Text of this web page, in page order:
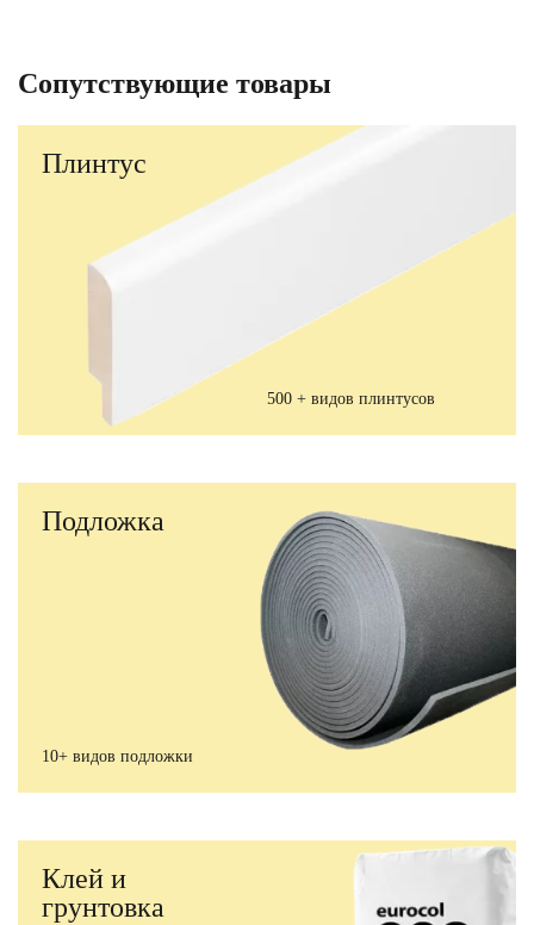
Сопутствующие товары
Плинтус
500 + видов плинтусов
Подложка
10+ видов подложки
Клей и
грунтовка